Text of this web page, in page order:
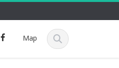
Map